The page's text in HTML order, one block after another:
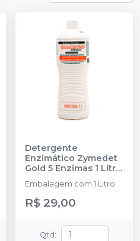
Detergente
Enzimático Zymedet
Gold 5 Enzimas 1 Litro
PROLINK
Embalagem com 1 Litro
R$ 29,00
Qtd :